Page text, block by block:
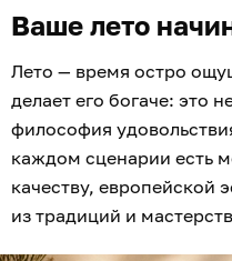
Ваше лето
Лето — время остро
делает его богаче: это
философия
каждом сценарии есть
качеству, европейской
из традиций и